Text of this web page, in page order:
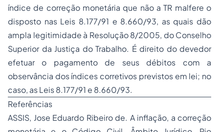
índice de correção monetária que não a TR malfere o
disposto nas Leis 8.177/91 e 8.660/93, as quais dão
ampla legitimidade à Resolução 8/2005, do Conselho
Superior da Justiça do Trabalho. É direito do devedor
efetuar o pagamento de seus débitos com a
observância dos índices corretivos previstos em lei; no
caso, as Leis 8.177/91 e 8.660/93.
Referências
ASSIS, Jose Eduardo Ribeiro de. A inflação, a correção